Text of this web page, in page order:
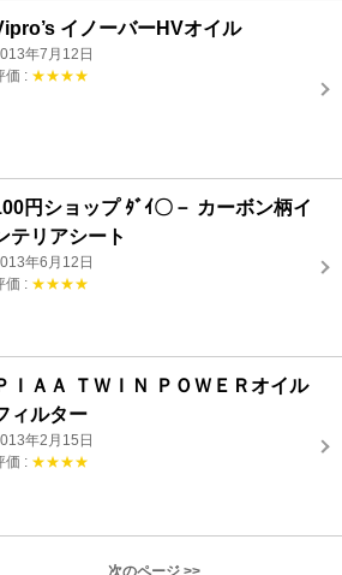
イノーバーHVオイル
年7月12日
価 : ★★★★
円ショップ ﾀﾞｲ〇－ カーボン柄イ
テリアシート
年6月12日
価 : ★★★★
ＩＡＡ ＴＷＩＮ ＰＯＷＥＲオイル
ィルター
年2月15日
価 : ★★★★
次のページ >>